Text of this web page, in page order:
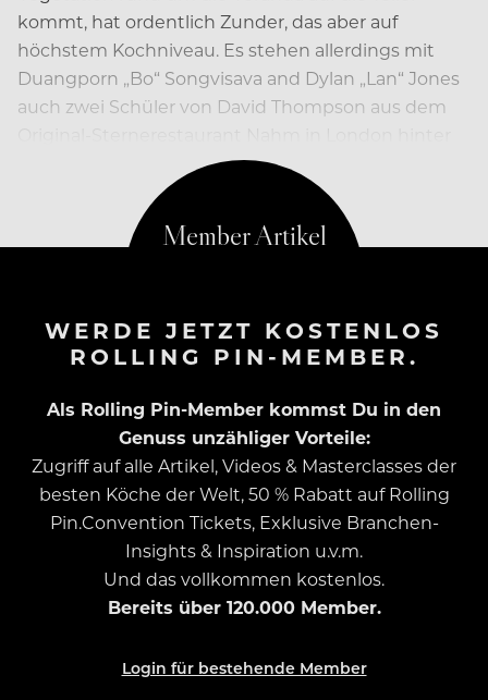
kommt, hat ordentlich Zunder, das aber auf
höchstem Kochniveau. Es stehen allerdings mit
Duangporn „Bo“ Songvisava and Dylan „Lan“ Jones
auch zwei Schüler von David Thompson aus dem
dem Herd. Das ist schon mal ein Garant dafür, dass…
WERDE JETZT KOSTENLOS
ROLLING PIN-MEMBER.
Als Rolling Pin-Member kommst Du in den
Genuss unzähliger Vorteile:
Zugriff auf alle Artikel, Videos & Masterclasses der
besten Köche der Welt, 50 % Rabatt auf Rolling
Pin.Convention Tickets, Exklusive Branchen-
Insights & Inspiration u.v.m.
Und das vollkommen kostenlos.
Bereits über 120.000 Member.
Login für bestehende Member